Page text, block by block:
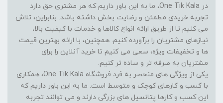
در One Tik Kala، ما به این باور داریم که هر مشتری حق دارد
تجربه خریدی مطمئن و رضایت بخش داشته باشد. بنابراین، تلاش
می کنیم تا از طریق ارائه انواع کالاها و خدمات با کیفیت بالا،
نیازهای مشتریان را برآورده کنیم. همچنین، با ارائه بهترین قیمت
ها و تخفیفات ویژه، سعی می کنیم تا خرید آنلاین را برای
مشتریان به صرفه تر و ساده تر کنیم.
یکی از ویژگی های منحصر به فرد فروشگاه One Tik Kala، همکاری
با کسب و کارهای کوچک و متوسط است. ما به این باور داریم که
این کسب و کارها پتانسیل های بزرگی دارند و می توانند تجربه